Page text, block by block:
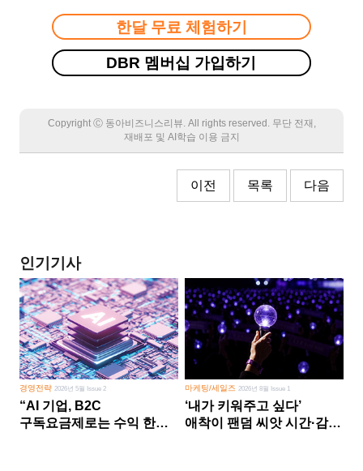
한달 무료 체험하기
DBR 멤버십 가입하기
Copyright Ⓒ 동아비즈니스리뷰. All rights reserved. 무단 전재,
재배포 및 AI학습 이용 금지
이전 목록 다음
인기기사
경영전략 2026년 5월 Issue 2
“AI 기업, B2C
구독요금제로는 수익 한계
마케팅/세일즈 2026년 8월 Issue 1
‘내가 키워주고 싶다’
애착이 팬덤 씨앗 시간·감정